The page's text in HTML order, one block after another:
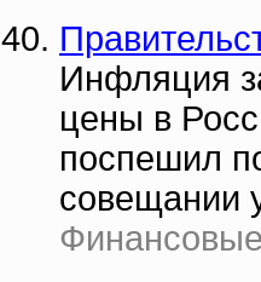
Инфляция
цены в
поспешил
совещании